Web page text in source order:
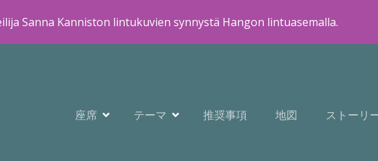
Sanna Kanniston lintukuvien synnystä Hangon lintuasemalla.
座席 テーマ 推奨事項 地図 ストーリ